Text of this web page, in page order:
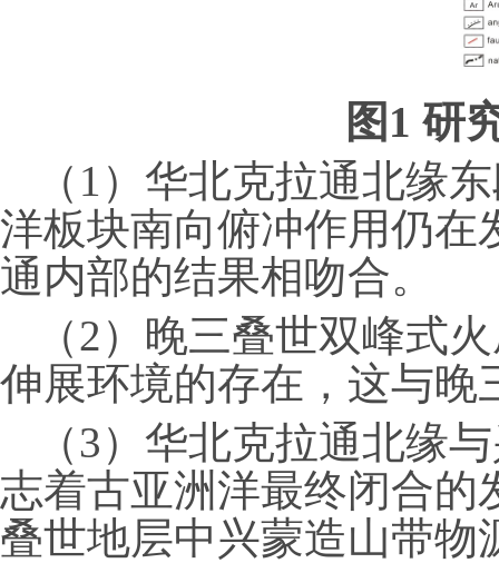
图 1 研
（ 1 ）华北克拉通北缘
洋板块南向俯冲作用仍在
通内部的结果相吻合。
（2）晚三叠世双峰式
伸展环境的存在，这与晚
（3）华北克拉通北缘
志着古亚洲洋最终闭合的
叠世地层中兴蒙造山带物